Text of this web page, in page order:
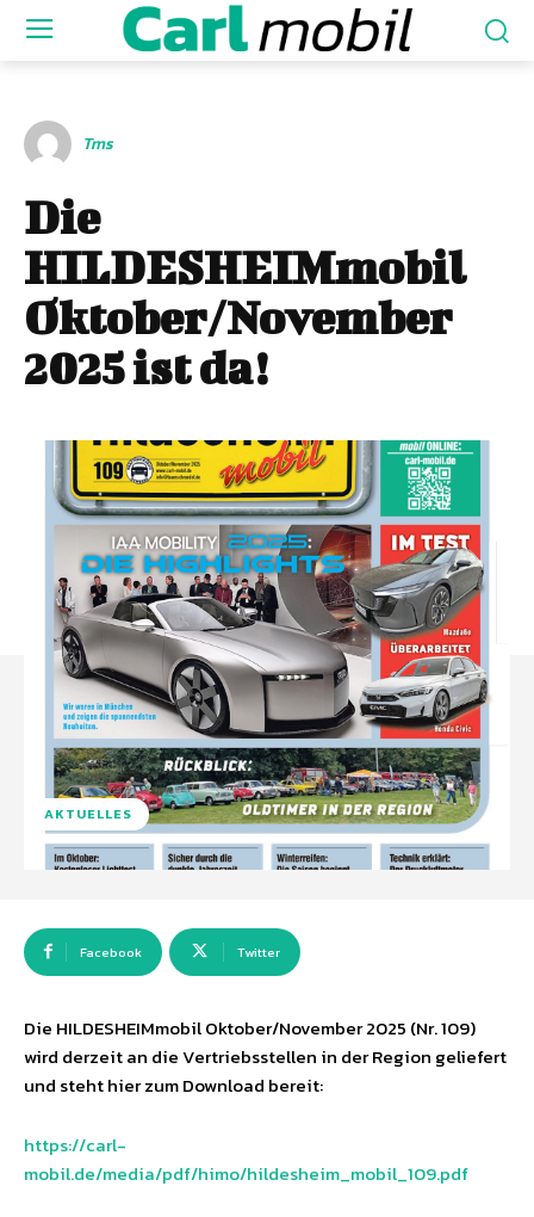
Tms
Die
HILDESHEIMmobil
Oktober/November
2025 ist da!
AKTUELLES
Facebook Twitter
Die HILDESHEIMmobil Oktober/November 2025 (Nr. 109)
wird derzeit an die Vertriebsstellen in der Region geliefert
und steht hier zum Download bereit:
https://carl-
mobil.de/media/pdf/himo/hildesheim_mobil_109.pdf